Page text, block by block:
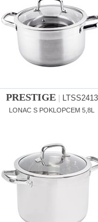
PRESTIGE| LTSS2413
LONAC S POKLOPCEM 5,8L